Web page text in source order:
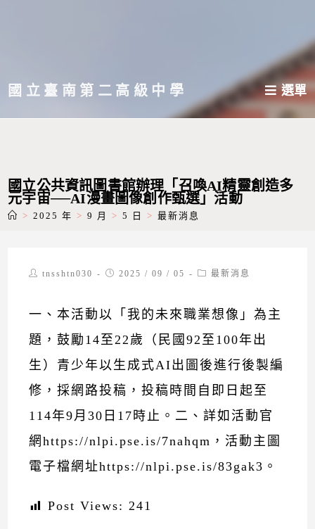
主國立臺南第二高級中學 選單
國立公共資訊圖書館辦理「召喚AI精靈創造多
元宇宙──AI漫畫圖像創作甄選」活動
> 2025 年 > 9 月 > 5 日 > 最新消息
Posttnsshtn030
Post2025 / 09 / 05
Post最新消息
一、本活動以「我的未來職業想像」為主
題，鼓勵14至22歲（民國92至100年出
生）青少年以生成式AI出圖後進行後製編
修，採網路投稿，投稿時間自即日起至
114年9月30日17時止。二、詳如活動官
網https://nlpi.pse.is/7nahqm，活動主圖
電子檔網址https://nlpi.pse.is/83gak3。
Post Views: 241